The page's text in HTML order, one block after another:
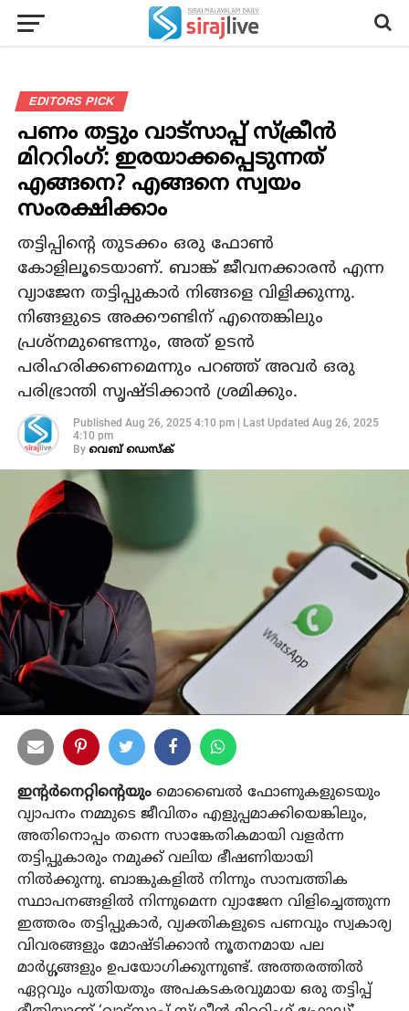
EDITORS PICK
പണം തട്ടും വാട്സാപ്പ് സ്ക്രീൻ
മിററിംഗ്: ഇരയാക്കപ്പെടുന്നത്
എങ്ങനെ? എങ്ങനെ സ്വയം
സംരക്ഷിക്കാം
തട്ടിപ്പിന്റെ തുടക്കം ഒരു ഫോൺ
കോളിലൂടെയാണ്. ബാങ്ക് ജീവനക്കാരൻ എന്ന
വ്യാജേന തട്ടിപ്പുകാർ നിങ്ങളെ വിളിക്കുന്നു.
നിങ്ങളുടെ അക്കൗണ്ടിന് എന്തെങ്കിലും
പ്രശ്നമുണ്ടെന്നും, അത് ഉടൻ
പരിഹരിക്കണമെന്നും പറഞ്ഞ് അവർ ഒരു
പരിഭ്രാന്തി സൃഷ്ടിക്കാൻ ശ്രമിക്കും.
Published Aug 26, 2025 4:10 pm| Last Updated Aug 26, 2025
4:10 pm
By വെബ് ഡെസ്‌ക്
ഇന്റർനെറ്റിന്റെയുംമൊബൈൽ ഫോണുകളുടെയും
വ്യാപനം നമ്മുടെ ജീവിതം എളുപ്പമാക്കിയെങ്കിലും,
അതിനൊപ്പം തന്നെ സാങ്കേതികമായി വളർന്ന
തട്ടിപ്പുകാരും നമുക്ക് വലിയ ഭീഷണിയായി
നിൽക്കുന്നു. ബാങ്കുകളിൽ നിന്നും സാമ്പത്തിക
സ്ഥാപനങ്ങളിൽ നിന്നുമെന്ന വ്യാജേന വിളിച്ചെത്തുന്ന
ഇത്തരം തട്ടിപ്പുകാർ, വ്യക്തികളുടെ പണവും സ്വകാര്യ
വിവരങ്ങളും മോഷ്ടിക്കാൻ നൂതനമായ പല
മാർഗ്ഗങ്ങളും ഉപയോഗിക്കുന്നുണ്ട്. അത്തരത്തിൽ
ഏറ്റവും പുതിയതും അപകടകരവുമായ ഒരു തട്ടിപ്പ്